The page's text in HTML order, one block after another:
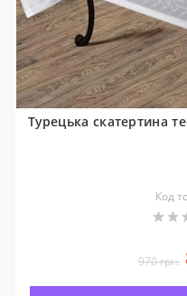
Турецька скатертина
Код
970 грн.